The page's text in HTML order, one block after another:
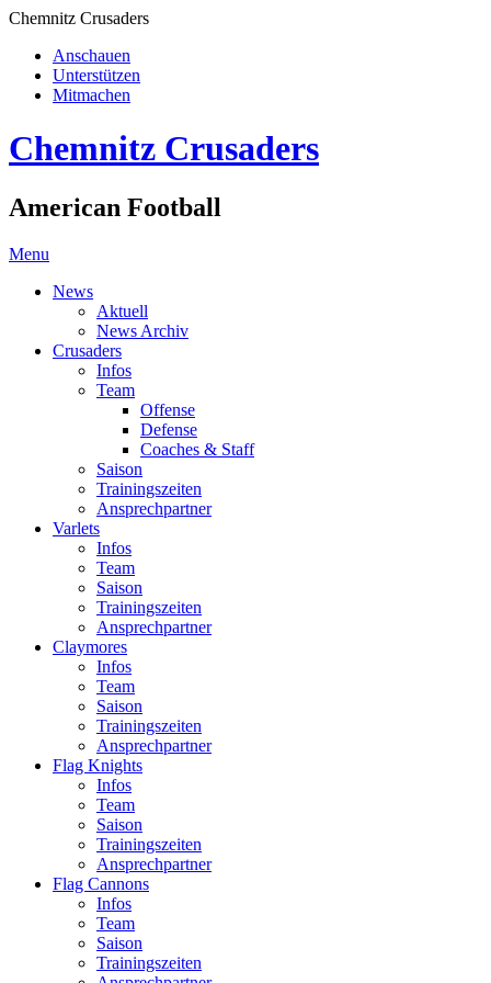
Chemnitz Crusaders
Anschauen
Unterstützen
Mitmachen
Chemnitz Crusaders
American Football
Menu
News
Aktuell
News Archiv
Crusaders
Infos
Team
Offense
Defense
Coaches & Staff
Saison
Trainingszeiten
Ansprechpartner
Varlets
Infos
Team
Saison
Trainingszeiten
Ansprechpartner
Claymores
Infos
Team
Saison
Trainingszeiten
Ansprechpartner
Flag Knights
Infos
Team
Saison
Trainingszeiten
Ansprechpartner
Flag Cannons
Infos
Team
Saison
Trainingszeiten